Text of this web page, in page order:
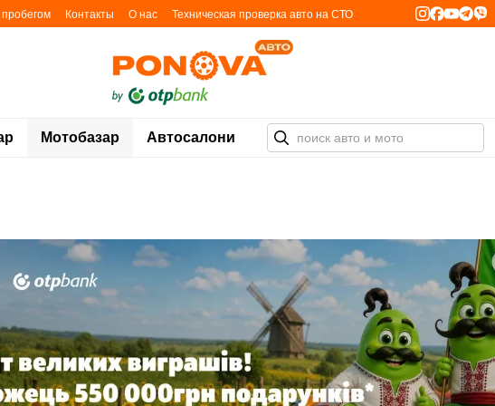
Контакты О нас
Техническая проверка авто на СТО
Мотобазар Автосалони